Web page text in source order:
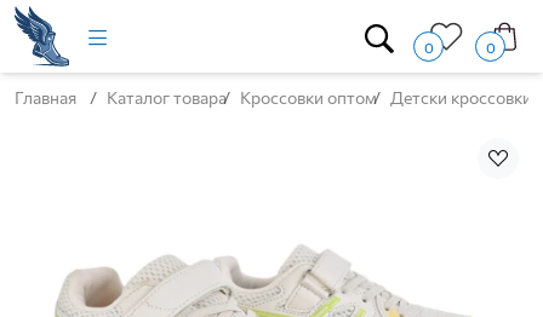
0 0
Главная Каталог товара Кроссовки оптом Детски кроссовки